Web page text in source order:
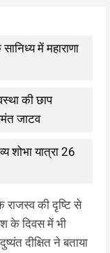
में महाराणा
की छाप
जाटव
शोभा यात्रा 26
राजस्व की दृष्टि से
के दिवस में भी
दीक्षित ने बताया